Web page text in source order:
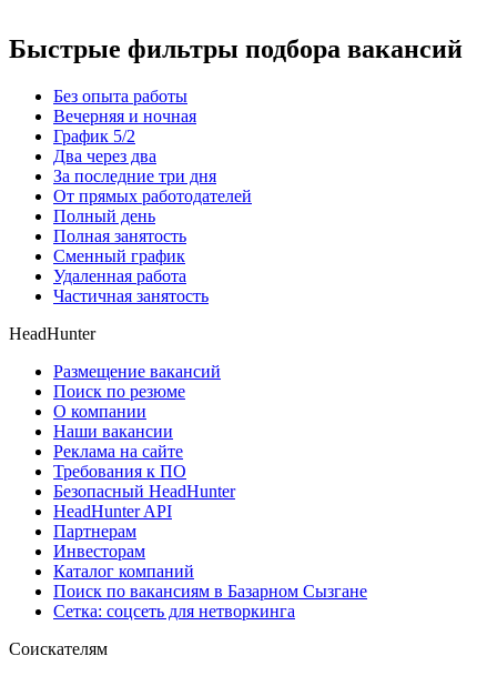
Быстрые фильтры подбора вакансий
Без опыта работы
Вечерняя и ночная
График 5/2
Два через два
За последние три дня
От прямых работодателей
Полный день
Полная занятость
Сменный график
Удаленная работа
Частичная занятость
HeadHunter
Размещение вакансий
Поиск по резюме
О компании
Наши вакансии
Реклама на сайте
Требования к ПО
Безопасный HeadHunter
HeadHunter API
Партнерам
Инвесторам
Каталог компаний
Поиск по вакансиям в Базарном Сызгане
Сетка: соцсеть для нетворкинга
Соискателям